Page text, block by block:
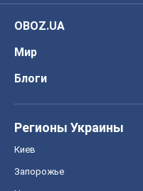
OBOZ.UA
Мир
Блоги
Регионы Украины
Киев
Запорожье